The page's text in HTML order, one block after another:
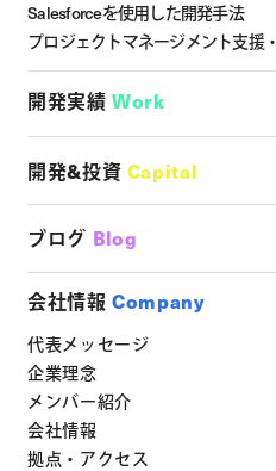
Salesforceを使用した開発手法
プロジェクトマネージメント支援・
開発実績 Work
開発&投資 Capital
ブログ Blog
会社情報 Company
代表メッセージ
企業理念
メンバー紹介
会社情報
拠点・アクセス